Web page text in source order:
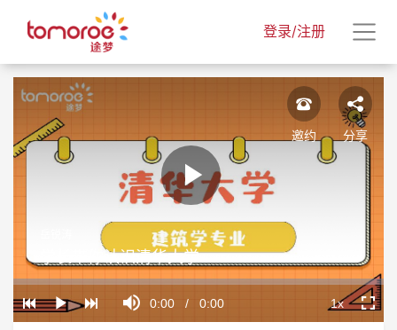
登录/注册
Play
Video
Play
Current
0:00 / Duration
0:00
Loaded:
0%
Progress:
0%
Playback
Rate
1x
学长带你认识清华大学
邀约 分享